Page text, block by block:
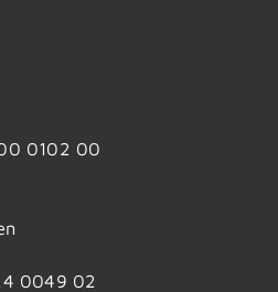
0102 00
0049 02